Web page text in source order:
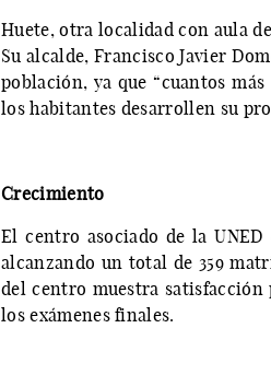
Huete, otra localidad con aula
Su alcalde, Francisco Javier
población, ya que “cuantos
los habitantes desarrollen su
Crecimiento
El centro asociado de la UNED
alcanzando un total de 359
del centro muestra satisfacción
los exámenes finales.